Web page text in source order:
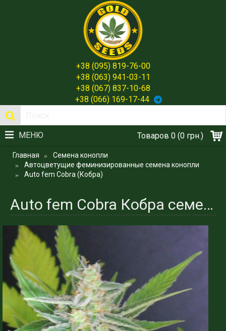
+38 (095) 819-76-00
+38 (063) 941-03-11
+38 (067) 837-10-68
+38 (066) 169-17-44
Товаров 0 (0 грн.)
МЕНЮ
Главная
Семена конопли
Автоцветущие феминизированные семена конопли
Auto fem Cobra (Кобра)
Auto fem Cobra Кобра семена конопли Испании - Gold Seeds